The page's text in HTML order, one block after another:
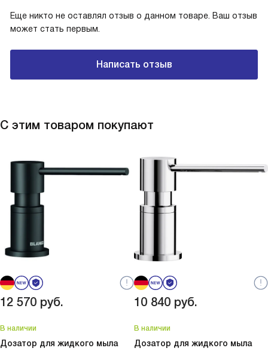
Еще никто не оставлял отзыв о данном товаре. Ваш отзыв
может стать первым.
Написать отзыв
С этим товаром покупают
12 570 руб.
В наличии
Дозатор для жидкого мыла
10 840 руб.
В наличии
Дозатор для жидкого мыла